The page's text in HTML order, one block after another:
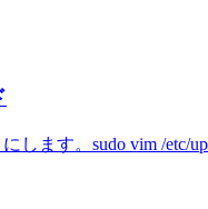
します。sudo vim /etc/